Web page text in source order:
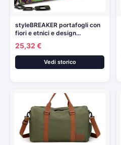
styleBREAKER portafogli con
fiori e etnici e design…
25,32 €
Vedi storico